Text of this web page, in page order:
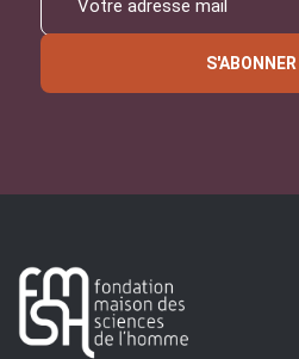
S'ABONNER